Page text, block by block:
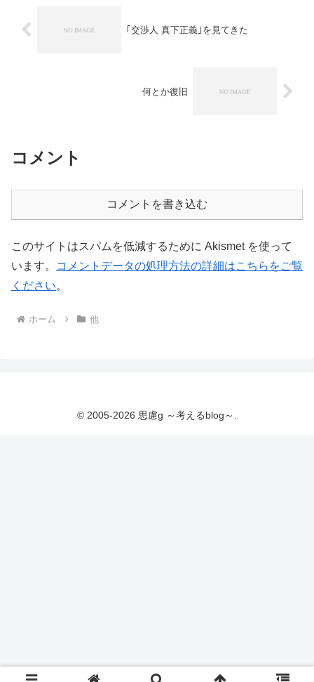
｢交渉人 真下正義｣を見てきた
何とか復旧
コメント
コメントを書き込む
このサイトはスパムを低減するために Akismet を使って
います。
コメントデータの処理方法の詳細はこちらをご覧
ください。
ホーム 他
© 2005-2026 思慮g ～考えるblog～.